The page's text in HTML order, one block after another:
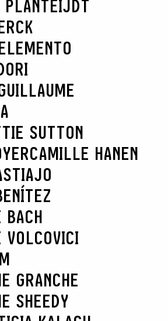
PLANTEIJDT
SUTTON
CAMILLE HANEN
BACH
VOLCOVICI
GRANCHE
SHEEDY